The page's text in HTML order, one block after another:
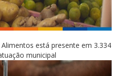
está presente em 3.334
municipal